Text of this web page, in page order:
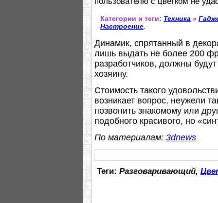
Категории и теги: Техника »
Настроение.
Динамик, спрятанный в
лишь выдать не более 200
разработчиков, должны
хозяину.
Стоимость такого
возникает вопрос, неужели
позвонить знакомому или
подобного красивого, но
По материалам: 3dnews
Теги: Разговаривающий,